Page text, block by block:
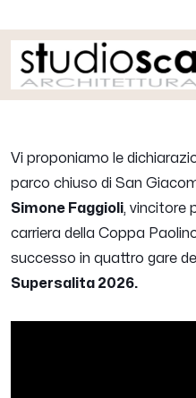
Vi proponiamo le
parco chiuso di San
Simone Faggioli, vincitore
carriera della Coppa
successo in quattro gare del
Supersalita 2026.